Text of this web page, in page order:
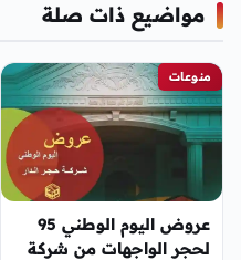
مواضيع ذات صلة
منوعات
عروض اليوم الوطني 95
لحجر الواجهات من شركة